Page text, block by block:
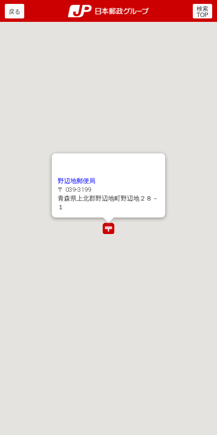
郵便局・日本郵政グルー
戻る 検索
TOP
野辺地郵便局
〒 039-3199
青森県上北郡野辺地町野辺地２８－
１